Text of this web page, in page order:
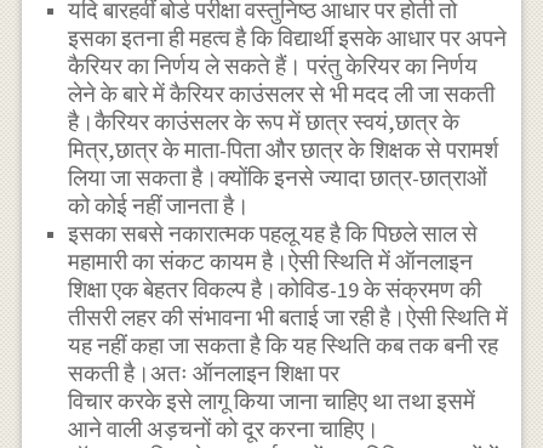
यदि बारहवीं बोर्ड परीक्षा वस्तुनिष्ठ आधार पर होती तो
इसका इतना ही महत्व है कि विद्यार्थी इसके आधार पर अपने
कैरियर का निर्णय ले सकते हैं। परंतु केरियर का निर्णय
लेने के बारे में कैरियर काउंसलर से भी मदद ली जा सकती
है।कैरियर काउंसलर के रूप में छात्र स्वयं,छात्र के
मित्र,छात्र के माता-पिता और छात्र के शिक्षक से परामर्श
लिया जा सकता है।क्योंकि इनसे ज्यादा छात्र-छात्राओं
को कोई नहीं जानता है।
इसका सबसे नकारात्मक पहलू यह है कि पिछले साल से
महामारी का संकट कायम है।ऐसी स्थिति में ऑनलाइन
शिक्षा एक बेहतर विकल्प है।कोविड-19 के संक्रमण की
तीसरी लहर की संभावना भी बताई जा रही है।ऐसी स्थिति में
यह नहीं कहा जा सकता है कि यह स्थिति कब तक बनी रह
सकती है।अतः ऑनलाइन शिक्षा पर
विचार करके इसे लागू किया जाना चाहिए था तथा इसमें
आने वाली अड़चनों को दूर करना चाहिए।